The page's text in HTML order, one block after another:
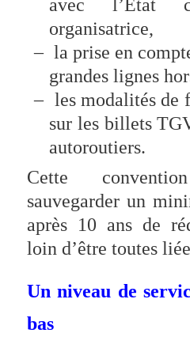
avec l’Etat
organisatrice,
– la prise en
grandes lignes
– les modalités de
sur les billets
autoroutiers.
Cette
sauvegarder un
après 10 ans de
loin d’être toutes
Un niveau de
bas